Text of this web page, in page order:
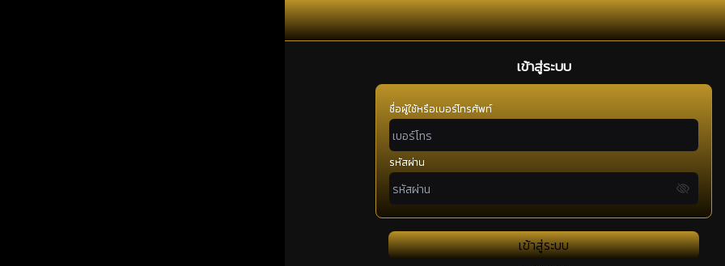
เข้าสู่ระบบ
ชื่อผู้ใช้หรือเบอร์โทรศัพท์
รหัสผ่าน
เข้าสู่ระบบ